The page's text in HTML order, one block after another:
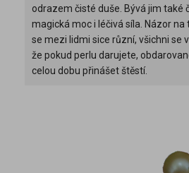
odrazem čisté duše. Bývá jim také
magická moc i léčivá síla. Názor na
se mezi lidmi sice různí, všichni se
že pokud perlu darujete,
celou dobu přinášet štěstí.